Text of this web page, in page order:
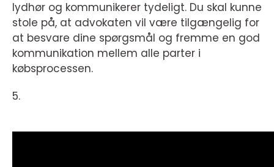
lydhør og kommunikerer tydeligt. Du skal kunne
stole på, at advokaten vil være tilgængelig for
at besvare dine spørgsmål og fremme en god
kommunikation mellem alle parter i
købsprocessen.
5.